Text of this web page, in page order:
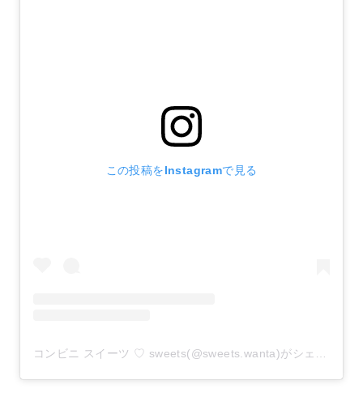
この投稿をInstagramで見る
コンビニ スイーツ ♡ sweets(@sweets.wanta)がシェアした投稿